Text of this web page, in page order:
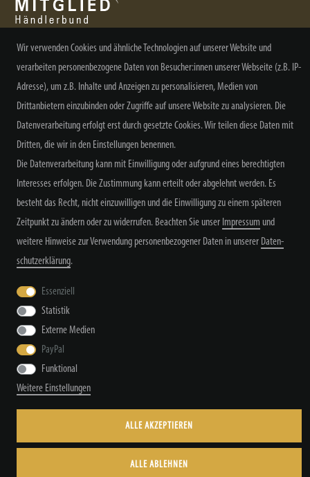
NEWSLETTER ABONNIEREN
Alle Preisangaben inkl. MwSt. zzgl. Versand
Widerrufs­recht
© Copyright by TacStyle4 GbR 2026 | Alle Rechte vorbehalten.
Wir verwenden Cookies und ähnliche Technologien auf unserer Website und
verarbeiten personenbezogene Daten von Besucher:innen unserer Webseite (z.B. IP-
Adresse), um z.B. Inhalte und Anzeigen zu personalisieren, Medien von
Drittanbietern einzubinden oder Zugriffe auf unsere Website zu analysieren. Die
Datenverarbeitung erfolgt erst durch gesetzte Cookies. Wir teilen diese Daten mit
Dritten, die wir in den Einstellungen benennen.
Die Datenverarbeitung kann mit Einwilligung oder aufgrund eines berechtigten
Interesses erfolgen. Die Zustimmung kann erteilt oder abgelehnt werden. Es
besteht das Recht, nicht einzuwilligen und die Einwilligung zu einem späteren
Zeitpunkt zu ändern oder zu widerrufen. Beachten Sie unser Impressum und
weitere Hinweise zur Verwendung personenbezogener Daten in unserer Daten­
schutz­erklärung.
Essenziell
Statistik
Externe Medien
PayPal
Funktional
Weitere Einstellungen
ALLE AKZEPTIEREN
ALLE ABLEHNEN